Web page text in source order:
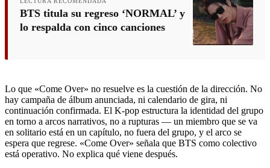
BTS titula su regreso ‘NORMAL’ y
lo respalda con cinco canciones
Lo que «Come Over» no resuelve es la cuestión de la dirección. No
hay campaña de álbum anunciada, ni calendario de gira, ni
continuación confirmada. El K-pop estructura la identidad del grupo
en torno a arcos narrativos, no a rupturas — un miembro que se va
en solitario está en un capítulo, no fuera del grupo, y el arco se
espera que regrese. «Come Over» señala que BTS como colectivo
está operativo. No explica qué viene después.